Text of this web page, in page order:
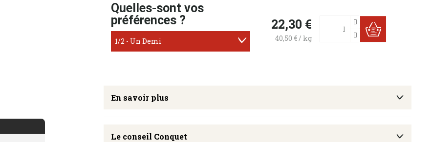
Quelles-sont vos
préférences ?
22,30 €
40,50 € / kg


En savoir plus
Le conseil Conquet